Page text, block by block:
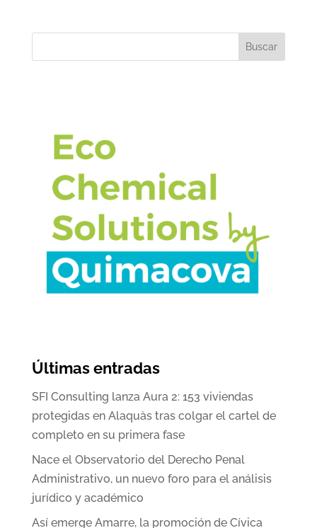
Buscar
Últimas entradas
SFI Consulting lanza Aura 2: 153 viviendas
protegidas en Alaquàs tras colgar el cartel de
completo en su primera fase
Nace el Observatorio del Derecho Penal
Administrativo, un nuevo foro para el análisis
jurídico y académico
Así emerge Amarre, la promoción de Cívica